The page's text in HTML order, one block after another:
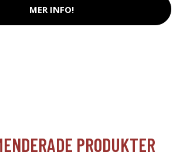
MER INFO!
PRODUKTER